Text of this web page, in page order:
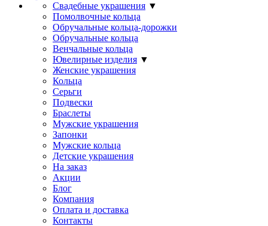
Свадебные украшения ▼
Помолвочные кольца
Обручальные кольца-дорожки
Обручальные кольца
Венчальные кольца
Ювелирные изделия ▼
Женские украшения
Кольца
Серьги
Подвески
Браслеты
Мужские украшения
Запонки
Мужские кольца
Детские украшения
На заказ
Акции
Блог
Компания
Оплата и доставка
Контакты